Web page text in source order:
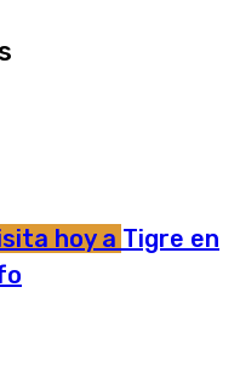
hoy a Tigre en